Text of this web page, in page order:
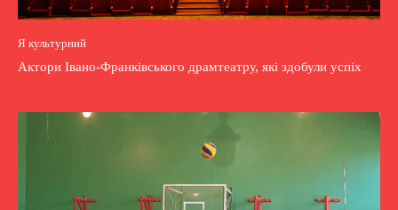
Я культурний
Актори Івано-Франківського драмтеатру, які здобули успіх